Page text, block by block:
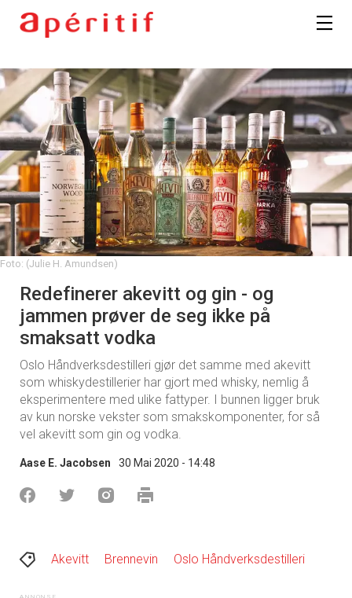
Foto: (Julie H. Amundsen)
Redefinerer akevitt og gin - og
jammen prøver de seg ikke på
smaksatt vodka
Oslo Håndverksdestilleri gjør det samme med akevitt
som whiskydestillerier har gjort med whisky, nemlig å
eksperimentere med ulike fattyper. I bunnen ligger bruk
av kun norske vekster som smakskomponenter, for så
vel akevitt som gin og vodka.
Aase E. Jacobsen 30 Mai 2020 - 14:48
Akevitt Brennevin Oslo Håndverksdestilleri